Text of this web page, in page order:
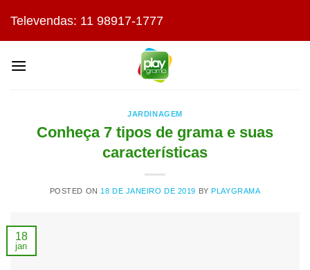
content
Televendas: 11 98917-1777
JARDINAGEM
Conheça 7 tipos de grama e suas
características
POSTED ON 18 DE JANEIRO DE 2019 BYPLAYGRAMA
18
jan